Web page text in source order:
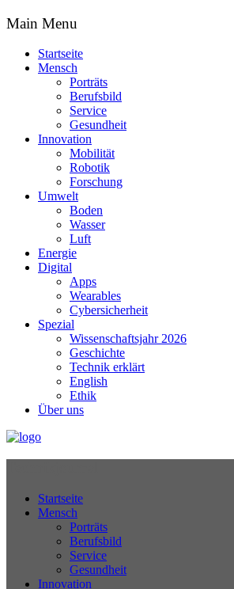
Main Menu
Startseite
Mensch
Porträts
Berufsbild
Service
Gesundheit
Innovation
Mobilität
Robotik
Forschung
Umwelt
Boden
Wasser
Luft
Energie
Digital
Apps
Wearables
Cybersicherheit
Spezial
Wissenschaftsjahr 2026
Geschichte
Technik erklärt
English
Ethik
Über uns
Startseite
Mensch
Porträts
Berufsbild
Service
Gesundheit
Innovation